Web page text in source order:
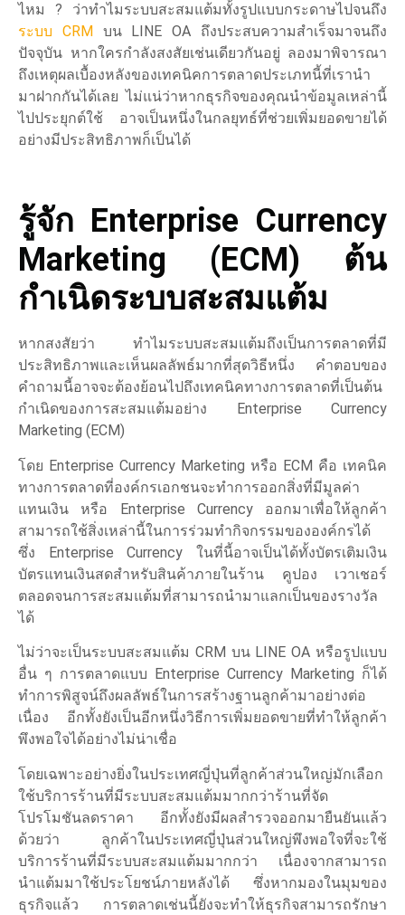
ไหม ? ว่าทำไมระบบสะสมแต้มทั้งรูปแบบกระดาษไปจนถึง
ระบบ CRM บน LINE OA ถึงประสบความสำเร็จมาจนถึง
ปัจจุบัน หากใครกำลังสงสัยเช่นเดียวกันอยู่ ลองมาพิจารณา
ถึงเหตุผลเบื้องหลังของเทคนิคการตลาดประเภทนี้ที่เรานำ
มาฝากกันได้เลย ไม่แน่ว่าหากธุรกิจของคุณนำข้อมูลเหล่านี้
ไปประยุกต์ใช้ อาจเป็นหนึ่งในกลยุทธ์ที่ช่วยเพิ่มยอดขายได้
อย่างมีประสิทธิภาพก็เป็นได้
รู้จัก Enterprise Currency
Marketing (ECM) ต้น
กำเนิดระบบสะสมแต้ม
หากสงสัยว่า ทำไมระบบสะสมแต้มถึงเป็นการตลาดที่มี
ประสิทธิภาพและเห็นผลลัพธ์มากที่สุดวิธีหนึ่ง คำตอบของ
คำถามนี้อาจจะต้องย้อนไปถึงเทคนิคทางการตลาดที่เป็นต้น
กำเนิดของการสะสมแต้มอย่าง Enterprise Currency
Marketing (ECM)
โดย Enterprise Currency Marketing หรือ ECM คือ เทคนิค
ทางการตลาดที่องค์กรเอกชนจะทำการออกสิ่งที่มีมูลค่า
แทนเงิน หรือ Enterprise Currency ออกมาเพื่อให้ลูกค้า
สามารถใช้สิ่งเหล่านี้ในการร่วมทำกิจกรรมขององค์กรได้
ซึ่ง Enterprise Currency ในที่นี้อาจเป็นได้ทั้งบัตรเติมเงิน
บัตรแทนเงินสดสำหรับสินค้าภายในร้าน คูปอง เวาเชอร์
ตลอดจนการสะสมแต้มที่สามารถนำมาแลกเป็นของรางวัล
ได้
ไม่ว่าจะเป็นระบบสะสมแต้ม CRM บน LINE OA หรือรูปแบบ
อื่น ๆ การตลาดแบบ Enterprise Currency Marketing ก็ได้
ทำการพิสูจน์ถึงผลลัพธ์ในการสร้างฐานลูกค้ามาอย่างต่อ
เนื่อง อีกทั้งยังเป็นอีกหนึ่งวิธีการเพิ่มยอดขายที่ทำให้ลูกค้า
พึงพอใจได้อย่างไม่น่าเชื่อ
โดยเฉพาะอย่างยิ่งในประเทศญี่ปุ่นที่ลูกค้าส่วนใหญ่มักเลือก
ใช้บริการร้านที่มีระบบสะสมแต้มมากกว่าร้านที่จัด
โปรโมชันลดราคา อีกทั้งยังมีผลสำรวจออกมายืนยันแล้ว
ด้วยว่า ลูกค้าในประเทศญี่ปุ่นส่วนใหญ่พึงพอใจที่จะใช้
บริการร้านที่มีระบบสะสมแต้มมากกว่า เนื่องจากสามารถ
นำแต้มมาใช้ประโยชน์ภายหลังได้ ซึ่งหากมองในมุมของ
ธุรกิจแล้ว การตลาดเช่นนี้ยังจะทำให้ธุรกิจสามารถรักษา